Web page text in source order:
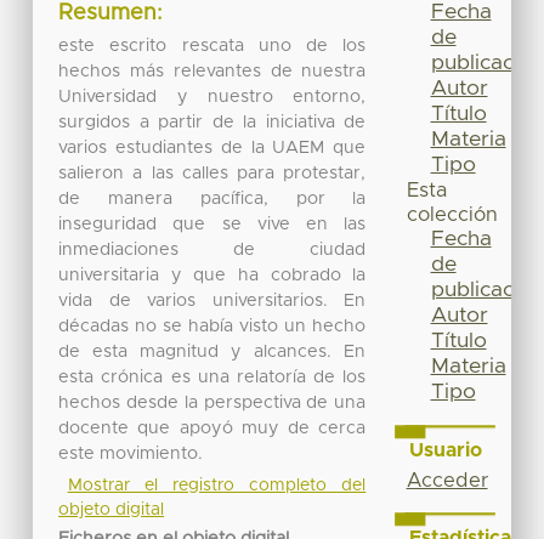
Resumen:
este escrito rescata uno de los
hechos más relevantes de nuestra
Universidad y nuestro entorno,
surgidos a partir de la iniciativa de
varios estudiantes de la UAEM que
salieron a las calles para protestar,
de manera pacífica, por la
inseguridad que se vive en las
inmediaciones de ciudad
universitaria y que ha cobrado la
vida de varios universitarios. En
décadas no se había visto un hecho
de esta magnitud y alcances. En
esta crónica es una relatoría de los
hechos desde la perspectiva de una
docente que apoyó muy de cerca
este movimiento.
Mostrar el registro completo del
objeto digital
Fecha
de
publicación
Autor
Título
Materia
Tipo
Esta
colección
Fecha
de
publicación
Autor
Título
Materia
Tipo
Usuario
Acceder